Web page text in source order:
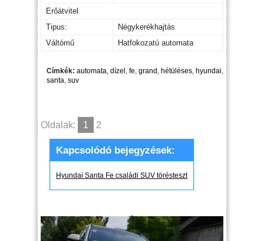
Erőátvitel
Tipus:
Négykerékhajtás
Váltómű
Hatfokozatú automata
Címkék: automata dízel fe grand hétüléses hyundai
santa suv
Oldalak: 1 2
Kapcsolódó bejegyzések:
Hyundai Santa Fe családi SUV törésteszt